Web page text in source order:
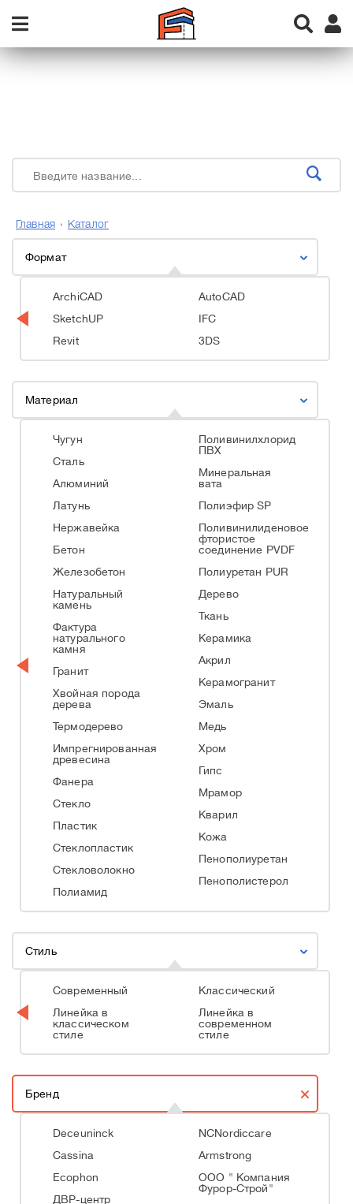
Главная Каталог
Формат
ArchiCAD
SketchUP
Revit
AutoCAD
IFC
3DS
Материал
Чугун
Сталь
Алюминий
Латунь
Нержавейка
Бетон
Железобетон
Натуральный
камень
Фактура
натурального
камня
Гранит
Хвойная порода
дерева
Термодерево
Импрегнированная
древесина
Фанера
Стекло
Пластик
Стеклопластик
Стекловолокно
Полиамид
Поливинилхлорид
ПВХ
Минеральная
вата
Полиэфир SP
Поливинилиденовое
фтористое
соединение PVDF
Полиуретан PUR
Дерево
Ткань
Керамика
Акрил
Керамогранит
Эмаль
Медь
Хром
Гипс
Мрамор
Кварил
Кожа
Пенополиуретан
Пенополистерол
Стиль
Современный
Линейка в
классическом
стиле
Классический
Линейка в
современном
стиле
Бренд
Deceuninck
Cassina
Ecophon
ДВР-центр
NCNordiccare
Armstrong
ООО " Компания
Фурор-Строй"